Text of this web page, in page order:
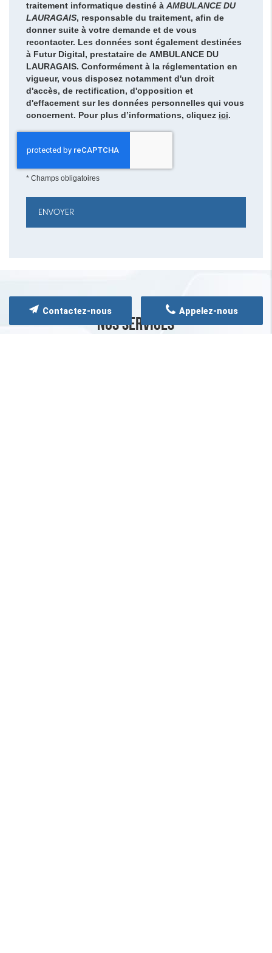
traitement informatique destiné àAMBULANCE DU
LAURAGAIS, responsable du traitement, afin de
donner suite à votre demande et de vous
recontacter. Les données sont également destinées
à Futur Digital, prestataire de AMBULANCE DU
LAURAGAIS. Conformément à la réglementation en
vigueur, vous disposez notamment d'un droit
d'accès, de rectification, d'opposition et
d'effacement sur les données personnelles qui vous
concernent. Pour plus d’informations, cliquez ici.
* Champs obligatoires
NOS SERVICES
Appelez-nous
Contactez-nous